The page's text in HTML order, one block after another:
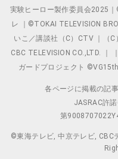
実験ヒーロー製作委員会2025
レ ｜©TOKAI TELEVISION
いこ／講談社（C）CTV ｜（
CBC TELEVISION CO.,LTD. ｜
ガードプロジェクト
各ページに掲載の記
JASRAC許
第
©東海テレビ, 中京テレビ, CBC